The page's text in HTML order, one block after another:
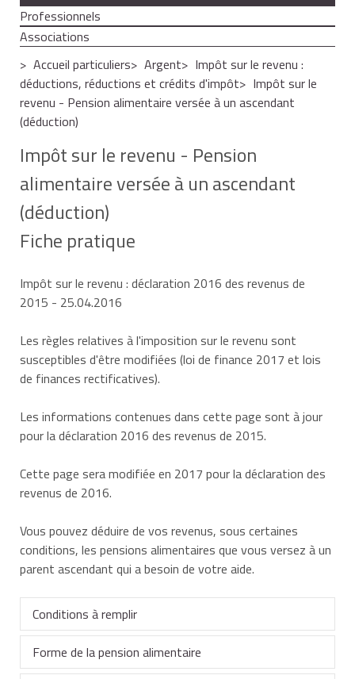
Professionnels
Associations
Accueil particuliers
Argent
Impôt sur le revenu :
déductions, réductions et crédits d'impôt
Impôt sur le
revenu - Pension alimentaire versée à un ascendant
(déduction)
Impôt sur le revenu - Pension
alimentaire versée à un ascendant
(déduction)
Fiche pratique
Impôt sur le revenu : déclaration 2016 des revenus de
2015 - 25.04.2016
Les règles relatives à l'imposition sur le revenu sont
susceptibles d'être modifiées (loi de finance 2017 et lois
de finances rectificatives).
Les informations contenues dans cette page sont à jour
pour la déclaration 2016 des revenus de 2015.
Cette page sera modifiée en 2017 pour la déclaration des
revenus de 2016.
Vous pouvez déduire de vos revenus, sous certaines
conditions, les pensions alimentaires que vous versez à un
parent ascendant qui a besoin de votre aide.
Conditions à remplir
Vous pouvez déduire de vos revenus une pension
Forme de la pension alimentaire